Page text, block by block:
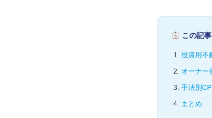
この記
投資用不
オーナー
手法別
まとめ